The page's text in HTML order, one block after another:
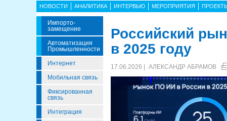
НОВОСТИ АНАЛИТИКА ИНТЕРВЬЮ МЕРОПРИЯТИЯ
Импорто­
Замещение
Автоматизация
Промышленности
Интернет
Мобильная связь
Фиксированная
связь
Интеграция
Российский
в 2025 году
17.06.2026 | АЛЕКСАНДР АБРАМОВ